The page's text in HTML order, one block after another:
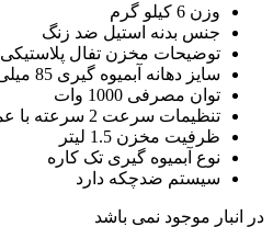
وزن 6 کیلو گرم
جنس بدنه استیل ضد زنگ
توضیحات مخزن تفال پلاستیکی 2 لیتر
سایز دهانه آبمیوه گیری 85 میلی متر
توان مصرفی 1000 وات
تنظیمات سرعت 2 سرعته با عملکرد پالس
ظرفیت مخزن 1.5 لیتر
نوع آبمیوه گیری تک کاره
سیستم ضدچکه دارد
در انبار موجود نمی باشد